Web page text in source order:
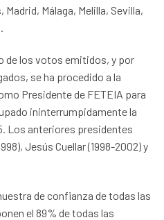
Málaga, Melilla, Sevilla,
de los votos emitidos, y por
se ha procedido a la
Presidente de FETEIA para
ininterrumpidamente la
Los anteriores presidentes
Jesús Cuellar (1998-2002) y
de confianza de todas las
el 89% de todas las